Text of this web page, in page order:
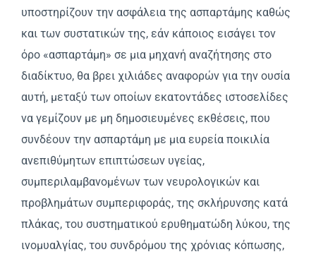
υποστηρίζουν την ασφάλεια της ασπαρτάμης καθώς
και των συστατικών της, εάν κάποιος εισάγει τον
όρο «ασπαρτάμη» σε μια μηχανή αναζήτησης στο
διαδίκτυο, θα βρει χιλιάδες αναφορών για την ουσία
αυτή, μεταξύ των οποίων εκατοντάδες ιστοσελίδες
να γεμίζουν με μη δημοσιευμένες εκθέσεις, που
συνδέουν την ασπαρτάμη με μια ευρεία ποικιλία
ανεπιθύμητων επιπτώσεων υγείας,
συμπεριλαμβανομένων των νευρολογικών και
προβλημάτων συμπεριφοράς, της σκλήρυνσης κατά
πλάκας, του συστηματικού ερυθηματώδη λύκου, της
ινομυαλγίας, του συνδρόμου της χρόνιας κόπωσης,